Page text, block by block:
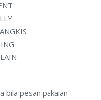
bila pesan pakaian